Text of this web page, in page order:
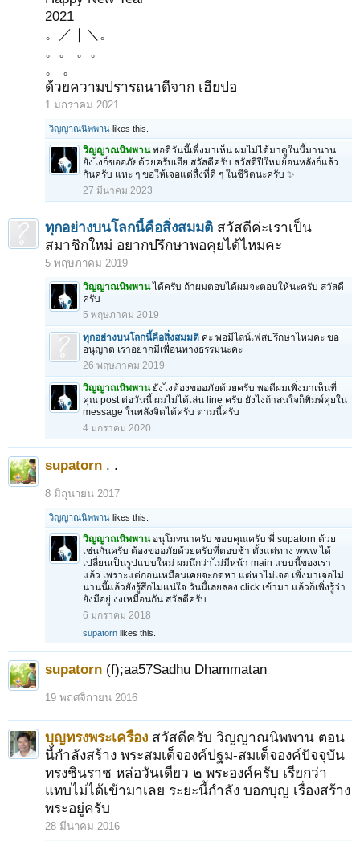
2021
。／｜＼。
。。 。。
。 。
ด้วยความปรารถนาดีจาก เฮียปอ
1 มกราคม 2021
วิญญาณนิพพาน likes this.
วิญญาณนิพพาน พอดีวันนี้เพื่งมาเห็น ผมไม่ได้มาดูในนี้มานาน
ยังไงก็ขออภัยด้วยครับเฮีย สวัสดีครับ สวัสดีปีใหม่ย้อนหลังก็แล้ว
กันครับ แหะ ๆ ขอให้เจอแต่สื่งที่ดี ๆ ในชีวิตนะครับ ✨
27 มีนาคม 2023
ทุกอย่างบนโลกนี้คือสิ่งสมมติ สวัสดีค่ะเราเป็น
สมาชิกใหม่ อยากปรึกษาพอคุยได้ไหมคะ
5 พฤษภาคม 2019
วิญญาณนิพพาน ได้ครับ ถ้าผมตอบได้ผมจะตอบให้นะครับ สวัสดี
ครับ
5 พฤษภาคม 2019
ทุกอย่างบนโลกนี้คือสิ่งสมมติ ค่ะ พอมีไลน์เฟสปรึกษาไหมคะ ขอ
อนุญาต เราอยากมีเพื่อนทางธรรมนะคะ
26 พฤษภาคม 2019
วิญญาณนิพพาน ยังไงต้องขออภัยด้วยครับ พอดีผมเพิ่งมาเห็นที่
คุณ post ต่อวันนี้ ผมไม่ได้เล่น line ครับ ยังไงถ้าสนใจก็พิมพ์คุยใน
message ในพลังจิตได้ครับ ตามนี้ครับ
4 มกราคม 2020
supatorn . .
8 มิถุนายน 2017
วิญญาณนิพพาน likes this.
วิญญาณนิพพาน อนุโมทนาครับ ขอบคุณครับ พี่ supatorn ด้วย
เช่นกันครับ ต้องขออภัยด้วยครับที่ตอบช้า ตั้งแต่ทาง www ได้
เปลี่ยนเป็นรูปแบบใหม่ ผมนึกว่าไม่มีหน้า main แบบนี้ของเรา
แล้ว เพราะแต่ก่อนเหมือนเคยจะกดหา แต่หาไม่เจอ เพิ่งมาเจอไม่
นานนี้แล้วยังรู้สึกไม่แน่ใจ วันนี้เลยลอง click เข้ามา แล้วก็เพิ่งรู้ว่า
ยังมีอยู่ งงเหมือนกัน สวัสดีครับ
6 มกราคม 2018
supatorn likes this.
supatorn (f);aa57Sadhu Dhammatan
19 พฤศจิกายน 2016
บุญทรงพระเครื่อง สวัสดีครับ วิญญาณนิพพาน ตอน
นี้กำลังสร้าง พระสมเด็จองค์ปฐม-สมเด็จองค์ปัจจุบัน
ทรงชินราช หล่อวันเดียว ๒ พระองค์ครับ เรียกว่า
แทบไม่ได้เข้ามาเลย ระยะนี้กำลัง บอกบุญ เรื่องสร้าง
พระอยู่ครับ
28 มีนาคม 2016